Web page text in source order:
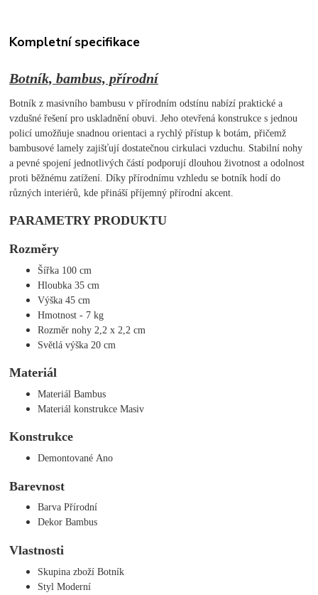
Kompletní specifikace
Botník, bambus, přírodní
Botník z masivního bambusu v přírodním odstínu nabízí praktické a
vzdušné řešení pro uskladnění obuvi. Jeho otevřená konstrukce s jednou
policí umožňuje snadnou orientaci a rychlý přístup k botám, přičemž
bambusové lamely zajišťují dostatečnou cirkulaci vzduchu. Stabilní nohy
a pevné spojení jednotlivých částí podporují dlouhou životnost a odolnost
proti běžnému zatížení. Díky přírodnímu vzhledu se botník hodí do
různých interiérů, kde přináší příjemný přírodní akcent.
PARAMETRY PRODUKTU
Rozměry
Šířka 100 cm
Hloubka 35 cm
Výška 45 cm
Hmotnost - 7 kg
Rozměr nohy 2,2 x 2,2 cm
Světlá výška 20 cm
Materiál
Materiál Bambus
Materiál konstrukce Masiv
Konstrukce
Demontované Ano
Barevnost
Barva Přírodní
Dekor Bambus
Vlastnosti
Skupina zboží Botník
Styl Moderní